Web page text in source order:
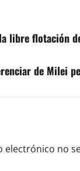
libre flotación
de Milei
electrónico no